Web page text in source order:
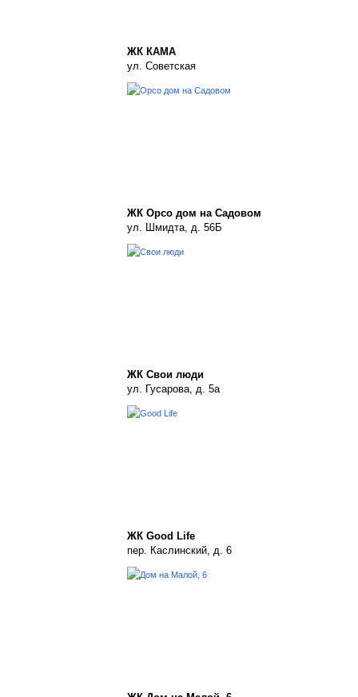
ЖК КАМА
ул. Советская
ЖК Орсо дом на Садовом
ул. Шмидта, д. 56Б
ЖК Свои люди
ул. Гусарова, д. 5а
ЖК Good Life
пер. Каслинский, д. 6